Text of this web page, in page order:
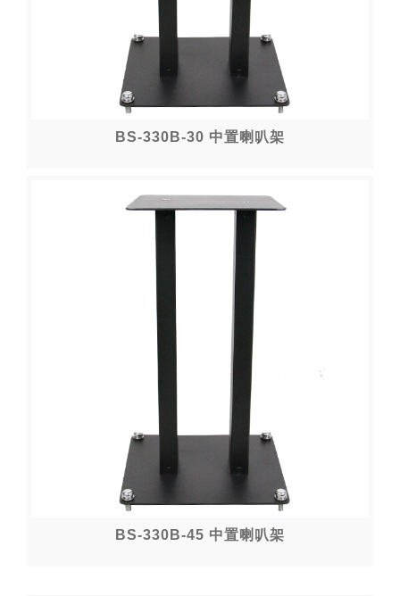
BS-330B-30 中置喇叭架
BS-330B-45 中置喇叭架